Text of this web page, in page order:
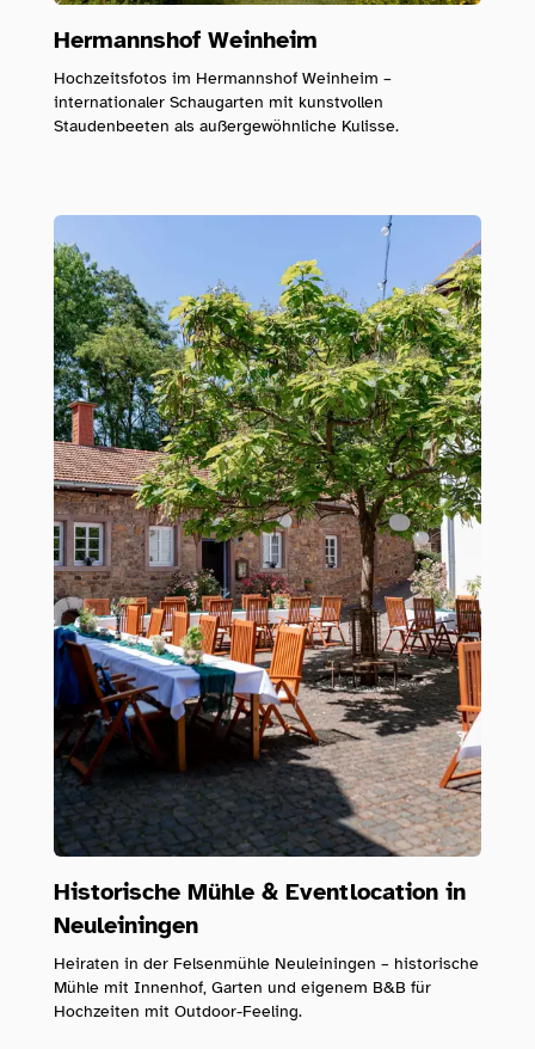
Hermannshof Weinheim
Hochzeitsfotos im Hermannshof Weinheim –
internationaler Schaugarten mit kunstvollen
Staudenbeeten als außergewöhnliche Kulisse.
Historische Mühle & Eventlocation in
Neuleiningen
Heiraten in der Felsenmühle Neuleiningen – historische
Mühle mit Innenhof, Garten und eigenem B&B für
Hochzeiten mit Outdoor-Feeling.